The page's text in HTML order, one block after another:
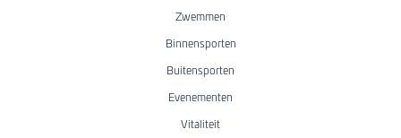
Zwemmen
Binnensporten
Buitensporten
Evenementen
Vitaliteit